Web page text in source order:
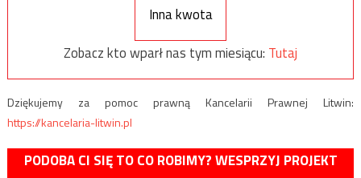
Inna kwota
Zobacz kto wparł nas tym miesiącu: Tutaj
Dziękujemy za pomoc prawną Kancelarii Prawnej Litwin:
https://kancelaria-litwin.pl
PODOBA CI SIĘ TO CO ROBIMY? WESPRZYJ PROJEKT